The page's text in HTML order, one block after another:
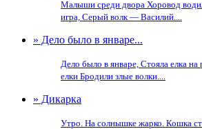
Малыши среди двора Хоровод
игра, Серый волк — Василий....
» Дело было в январе...
Дело было в январе, Стояла елка на
елки Бродили злые волки....
» Дикарка
Утро. На солнышке жарко. Кошка